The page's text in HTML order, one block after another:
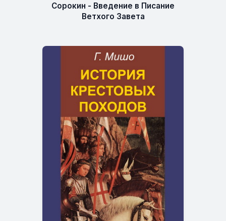
Сорокин - Введение в Писание
Ветхого Завета